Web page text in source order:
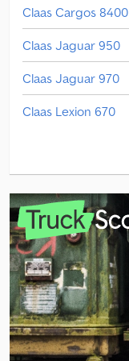
Claas Cargos 8400
Claas Jaguar 950
Claas Jaguar 970
Claas Lexion 670
Claas Lexion 770
Claas Vario 770
Claas Volto 1100 T
John Deere 5100M
John Deere 6120M
John Deere 6130R